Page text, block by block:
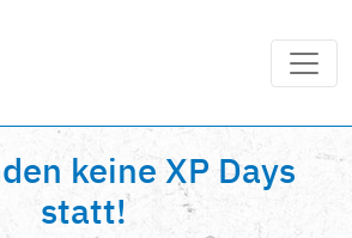
keine XP Days
statt!